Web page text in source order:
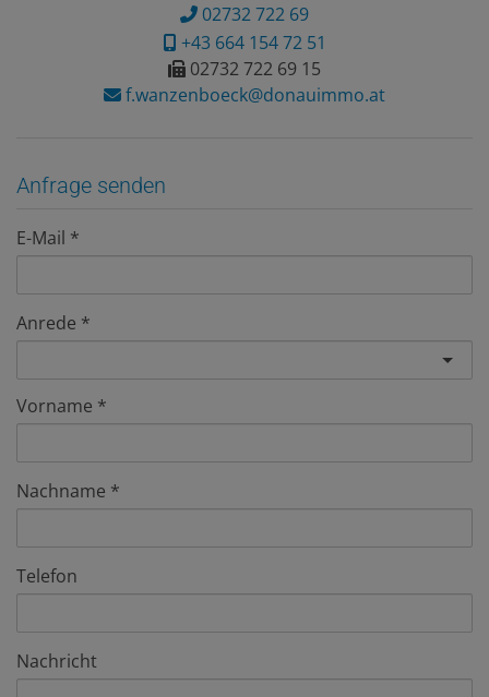
02732 722 69
+43 664 154 72 51
02732 722 69 15
f.wanzenboeck@donauimmo.at
Anfrage senden
E-Mail
Anrede
Vorname
Nachname
Telefon
Nachricht